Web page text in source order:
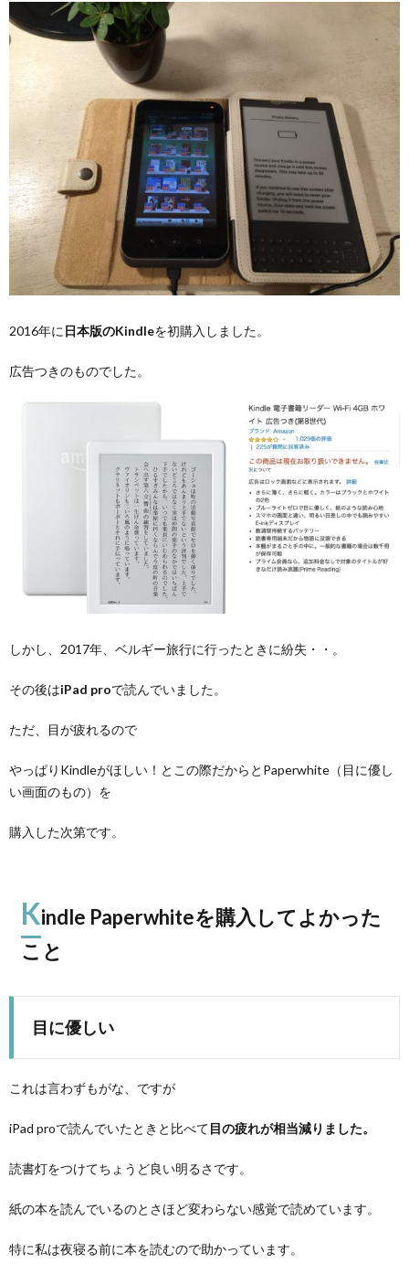
2016年に 日本版のKindleを初購入しました。
広告つきのものでした。
しかし、2017年、ベルギー旅行に行ったときに紛失・・。
その後はiPad proで読んでいました。
ただ、目が疲れるので
やっぱりKindleがほしい！とこの際だからとPaperwhite（目に優し
い画面のもの）を
購入した次第です。
Kindle Paperwhiteを購入してよかった
こと
目に優しい
これは言わずもがな、ですが
iPad proで読んでいたときと比べて目の疲れが相当減りました。
読書灯をつけてちょうど良い明るさです。
紙の本を読んでいるのとさほど変わらない感覚で読めています。
特に私は夜寝る前に本を読むので助かっています。